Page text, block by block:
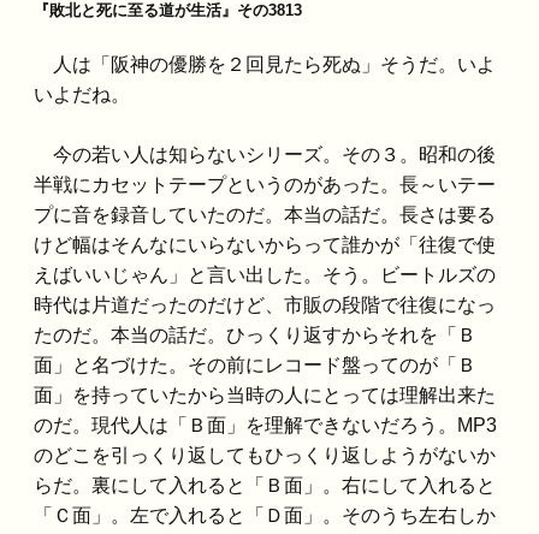
『敗北と死に至る道が生活』その3813
人は「阪神の優勝を２回見たら死ぬ」そうだ。いよ
いよだね。
今の若い人は知らないシリーズ。その３。昭和の後
半戦にカセットテープというのがあった。長～いテー
プに音を録音していたのだ。本当の話だ。長さは要る
けど幅はそんなにいらないからって誰かが「往復で使
えばいいじゃん」と言い出した。そう。ビートルズの
時代は片道だったのだけど、市販の段階で往復になっ
たのだ。本当の話だ。ひっくり返すからそれを「Ｂ
面」と名づけた。その前にレコード盤ってのが「Ｂ
面」を持っていたから当時の人にとっては理解出来た
のだ。現代人は「Ｂ面」を理解できないだろう。MP3
のどこを引っくり返してもひっくり返しようがないか
らだ。裏にして入れると「Ｂ面」。右にして入れると
「Ｃ面」。左で入れると「Ｄ面」。そのうち左右しか